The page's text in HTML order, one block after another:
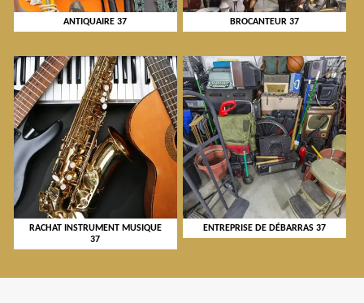
ANTIQUAIRE 37 BROCANTEUR 37
RACHAT INSTRUMENT MUSIQUE
37
ENTREPRISE DE DÉBARRAS 37